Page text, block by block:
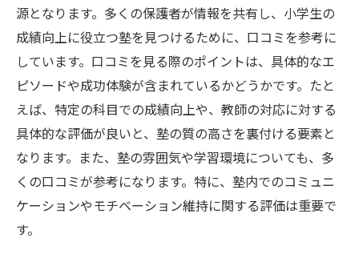
源となります。多くの保護者が情報を共有し、小学生の
成績向上に役立つ塾を見つけるために、口コミを参考に
しています。口コミを見る際のポイントは、具体的なエ
ピソードや成功体験が含まれているかどうかです。たと
えば、特定の科目での成績向上や、教師の対応に対する
具体的な評価が良いと、塾の質の高さを裏付ける要素と
なります。また、塾の雰囲気や学習環境についても、多
くの口コミが参考になります。特に、塾内でのコミュニ
ケーションやモチベーション維持に関する評価は重要で
す。